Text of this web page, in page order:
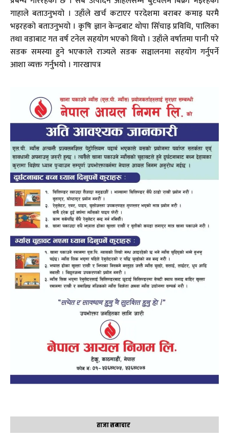
गाहाले बताउनुभयो । उहाँले खर्च कटाएर परदेशमा बराबर कमाइ घरमै
भइरहको बताउनुभयो । कृषि ज्ञान केन्द्रबाट थोपा सिँचाइ प्रविधि, पालिका
तथा वडाबाट गत वर्ष टनेल सहयोग भएको थियो । उहाँले वर्षातमा पानी परे
सडक समस्या हुने भएकाले राज्यले सडक सञ्चालनमा सहयोग गर्नुपर्ने
आशा व्यक्त गर्नुभयो । गारखापत्र
ताजा समाचार